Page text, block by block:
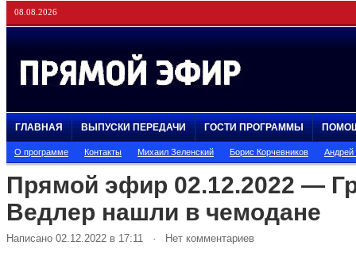
08.08.2026
ГЛАВНАЯ ВЫПУСКИ ПЕРЕДАЧИ ГОСТИ ПРОГРАММЫ
О программе Контакты Михаил Зеленский Борис Корчевников
Прямой эфир 02.12.2022 —
Ведлер нашли в чемодане
Написано 02.12.2022 в 17:11 · Нет комментариев